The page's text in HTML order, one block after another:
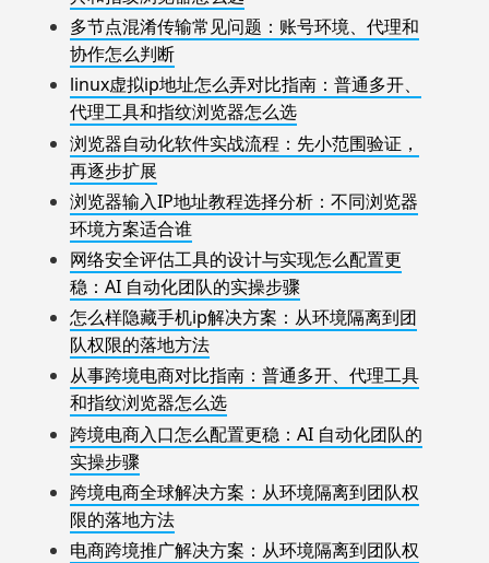
多节点混淆传输常见问题：账号环境、代理和
协作怎么判断
linux虚拟ip地址怎么弄对比指南：普通多开、
代理工具和指纹浏览器怎么选
浏览器自动化软件实战流程：先小范围验证，
再逐步扩展
浏览器输入IP地址教程选择分析：不同浏览器
环境方案适合谁
网络安全评估工具的设计与实现怎么配置更
稳：AI 自动化团队的实操步骤
怎么样隐藏手机ip解决方案：从环境隔离到团
队权限的落地方法
从事跨境电商对比指南：普通多开、代理工具
和指纹浏览器怎么选
跨境电商入口怎么配置更稳：AI 自动化团队的
实操步骤
跨境电商全球解决方案：从环境隔离到团队权
限的落地方法
电商跨境推广解决方案：从环境隔离到团队权